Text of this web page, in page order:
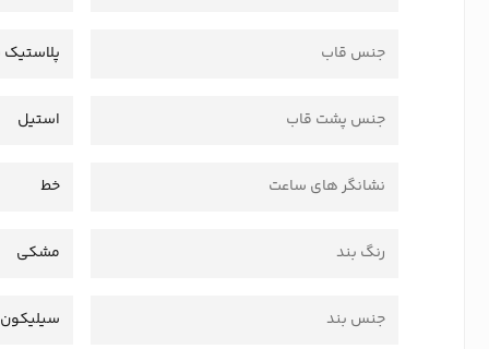
جنس قاب
جنس پشت قاب استیل
نشانگر های ساعت خط
رنگ بند مشکی
جنس بند سیلیکون